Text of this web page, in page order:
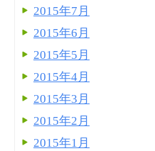
2015年7月
2015年6月
2015年5月
2015年4月
2015年3月
2015年2月
2015年1月